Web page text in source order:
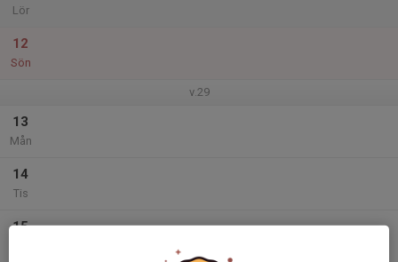
Lör
12
Sön
v.29
13
Mån
14
Tis
15